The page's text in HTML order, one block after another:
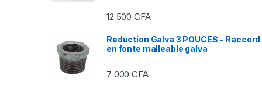
12 500CFA
Reduction Galva 3 POUCES - Raccord
en fonte malleable galva
7 000CFA